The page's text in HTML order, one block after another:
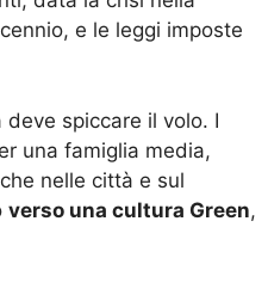
e le leggi imposte
deve spiccare il volo. I
una famiglia media,
nelle città e sul
verso una cultura Green,